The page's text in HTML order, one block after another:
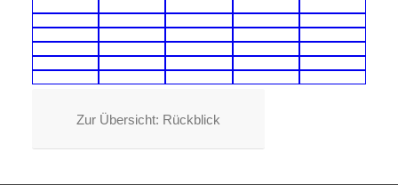
Zur Übersicht: Rückblick